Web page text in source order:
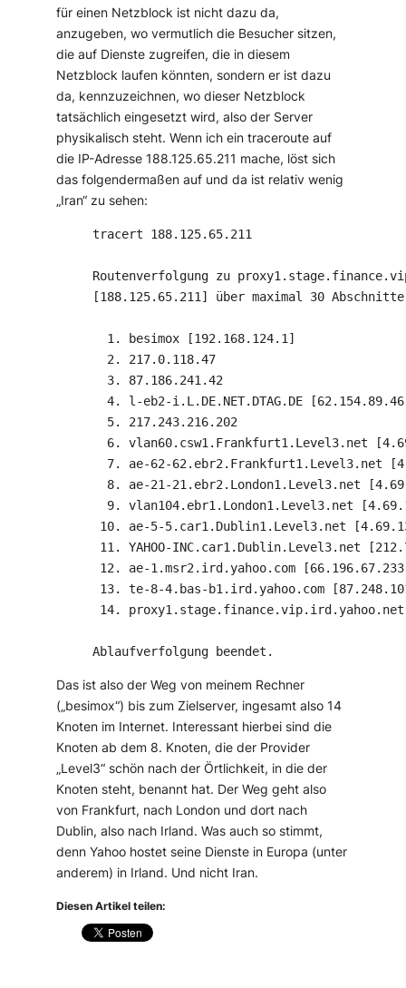
für einen Netzblock ist nicht dazu da,
anzugeben, wo vermutlich die Besucher sitzen,
die auf Dienste zugreifen, die in diesem
Netzblock laufen könnten, sondern er ist dazu
da, kennzuzeichnen, wo dieser Netzblock
tatsächlich eingesetzt wird, also der Server
physikalisch steht. Wenn ich ein traceroute auf
die IP-Adresse 188.125.65.211 mache, löst sich
das folgendermaßen auf und da ist relativ wenig
„Iran“ zu sehen:
tracert 188.125.65.211
Routenverfolgung zu
[188.125.65.211] über maximal 30
  1. besimox [192.168.124.1]
  2. 217.0.118.47
  3. 87.186.241.42
4. l-eb2-i.L.DE.NET.DTAG.DE
  5. 217.243.216.202
6. vlan60.csw1.Frankfurt1.Level3.net
7. ae-62-62.ebr2.Frankfurt1.Level3.net
8. ae-21-21.ebr2.London1.Level3.net
9. vlan104.ebr1.London1.Level3.net
10. ae-5-5.car1.Dublin1.Level3.net
11. YAHOO-INC.car1.Dublin.Level3.net
12. ae-1.msr2.ird.yahoo.com
13. te-8-4.bas-b1.ird.yahoo.com
14.
Ablaufverfolgung beendet.
Das ist also der Weg von meinem Rechner
(„besimox“) bis zum Zielserver, ingesamt also 14
Knoten im Internet. Interessant hierbei sind die
Knoten ab dem 8. Knoten, die der Provider
„Level3“ schön nach der Örtlichkeit, in die der
Knoten steht, benannt hat. Der Weg geht also
von Frankfurt, nach London und dort nach
Dublin, also nach Irland. Was auch so stimmt,
denn Yahoo hostet seine Dienste in Europa (unter
anderem) in Irland. Und nicht Iran.
Diesen Artikel teilen: